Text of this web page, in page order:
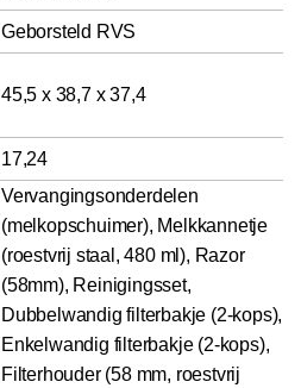
Geborsteld RVS
45,5 x 38,7 x 37,4
17,24
Vervangingsonderdelen
(melkopschuimer), Melkkannetje
(roestvrij staal, 480 ml), Razor
(58mm), Reinigingsset,
Dubbelwandig filterbakje (2-kops),
Enkelwandig filterbakje (2-kops),
Filterhouder (58 mm, roestvrij